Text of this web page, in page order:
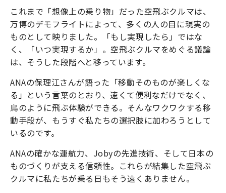
これまで「想像上の乗り物」だった空飛ぶクルマは、
万博のデモフライトによって、多くの人の目に現実の
ものとして映りました。「もし実現したら」ではな
く、「いつ実現するか」。空飛ぶクルマをめぐる議論
は、そうした段階へと移っています。
ANAの保理江さんが語った「移動そのものが楽しくな
る」という言葉のとおり、速くて便利なだけでなく、
鳥のように飛ぶ体験ができる。そんなワクワクする移
動手段が、もうすぐ私たちの選択肢に加わろうとして
いるのです。
ANAの確かな運航力、Jobyの先進技術、そして日本の
ものづくりが支える信頼性。これらが結集した空飛ぶ
クルマに私たちが乗る日もそう遠くありません。